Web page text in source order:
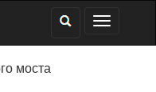
моста